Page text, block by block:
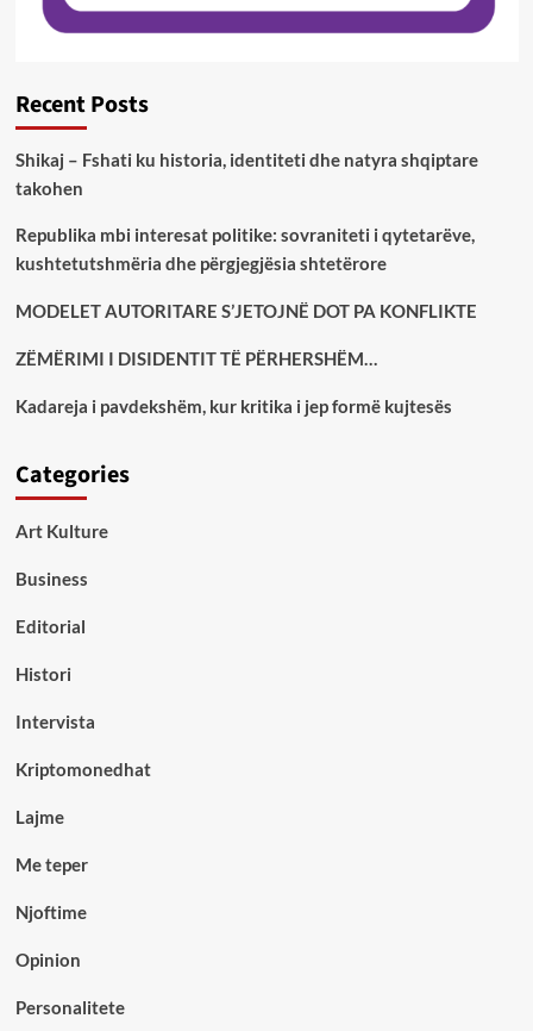
Recent Posts
Shikaj – Fshati ku historia, identiteti dhe natyra shqiptare
takohen
Republika mbi interesat politike: sovraniteti i qytetarëve,
kushtetutshmëria dhe përgjegjësia shtetërore
MODELET AUTORITARE S’JETOJNË DOT PA KONFLIKTE
ZËMËRIMI I DISIDENTIT TË PËRHERSHËM…
Kadareja i pavdekshëm, kur kritika i jep formë kujtesës
Categories
Art Kulture
Business
Editorial
Histori
Intervista
Kriptomonedhat
Lajme
Me teper
Njoftime
Opinion
Personalitete